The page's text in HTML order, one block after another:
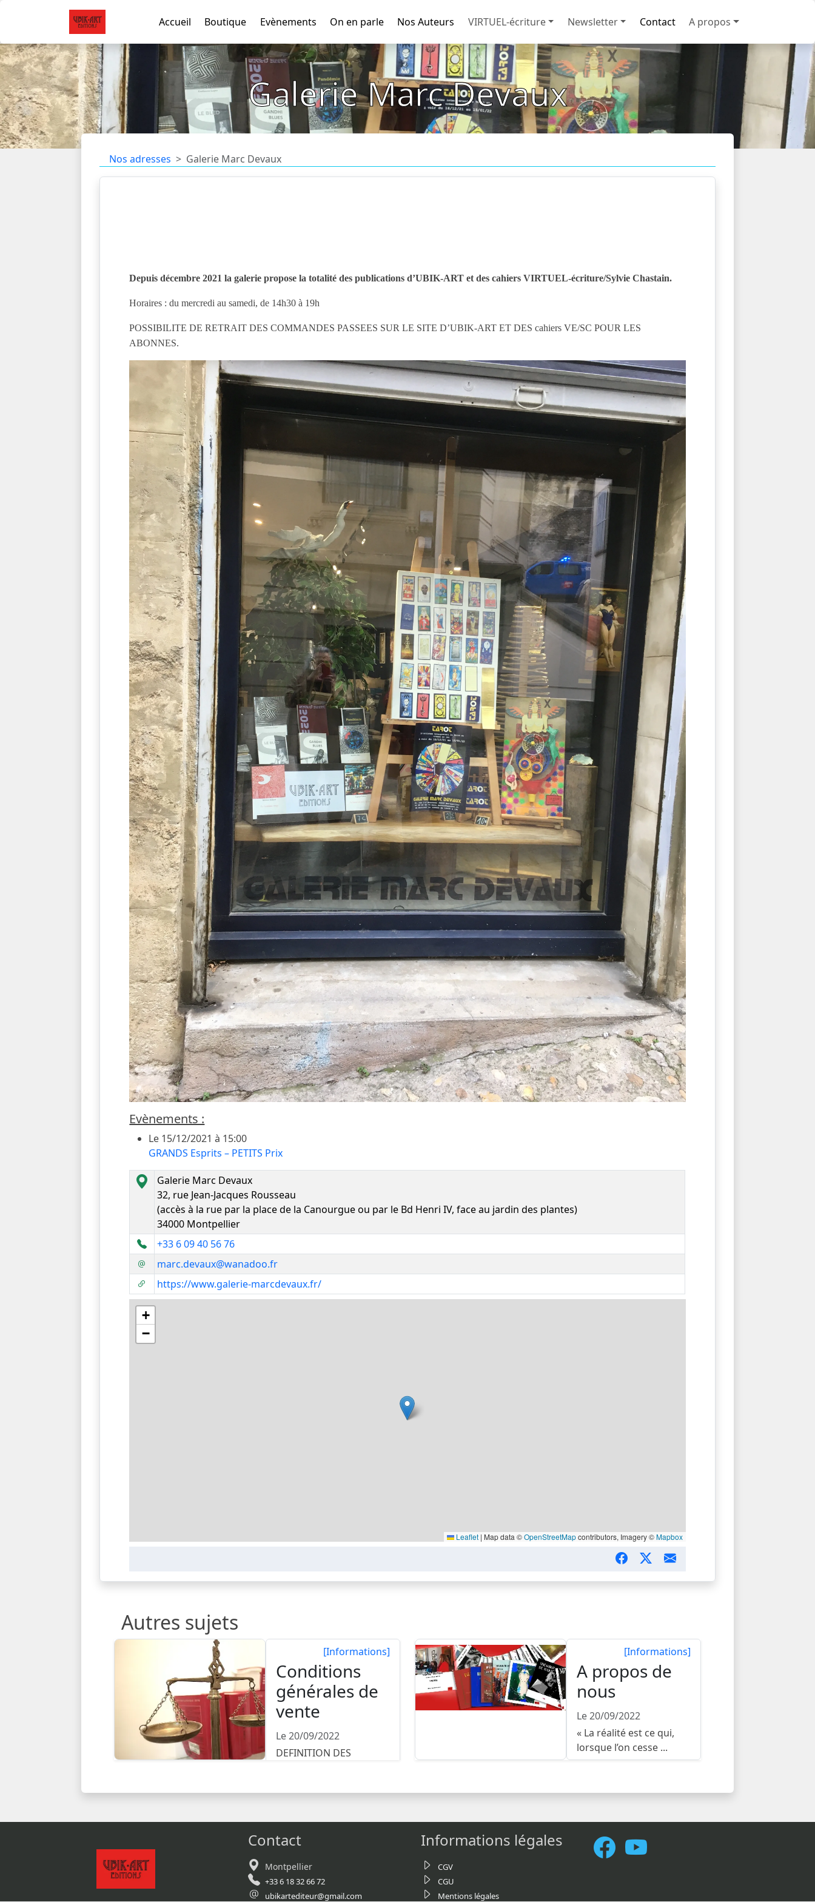
Accueil Boutique Evènements On en parle Nos Auteurs VIRTUEL-écriture Newsletter Contact A propos
Galerie Marc Devaux
Nos adresses Galerie Marc Devaux
Depuis décembre 2021 la galerie propose la totalité des publications d’UBIK-ART et des cahiers VIRTUEL-écriture/Sylvie Chastain.
Horaires : du mercredi au samedi, de 14h30 à 19h
POSSIBILITE DE RETRAIT DES COMMANDES PASSEES SUR LE SITE D’UBIK-ART ET DES cahiers VE/SC POUR LES
ABONNES.
Evènements :
Le 15/12/2021 à 15:00
GRANDS Esprits – PETITS Prix
Galerie Marc Devaux
32, rue Jean-Jacques Rousseau
(accès à la rue par la place de la Canourgue ou par le Bd Henri IV, face au jardin des plantes)
34000 Montpellier
+33 6 09 40 56 76
marc.devaux@wanadoo.fr
https://www.galerie-marcdevaux.fr/
+
−
Leaflet | Map data ©OpenStreetMapcontributors, Imagery ©Mapbox
Autres sujets
[Informations]
Conditions
générales de
vente
Le 20/09/2022
DEFINITION DES
Registre du Co...
[Informations]
A propos de
nous
Le 20/09/2022
« La réalité est ce qui,
lorsque l’on cesse ...
Contact
Montpellier
+33 6 18 32 66 72
ubikartediteur@gmail.com
Informations légales
CGV
CGU
Mentions légales